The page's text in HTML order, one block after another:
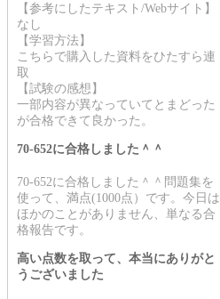
【参考にしたテキスト/Webサイト】
なし
【学習方法】
こちらで購入した資料をひたすら連
取
【試験の感想】
一部内容が異なっていてとまどった
が合格できて良かった。
70-652に合格しました＾＾
70-652に合格しました＾＾問題集を
使って、満点(1000点）です。今日は
ほかのことがありません、単なる合
格報告です。
高い点数を取って、本当にありがと
うございました